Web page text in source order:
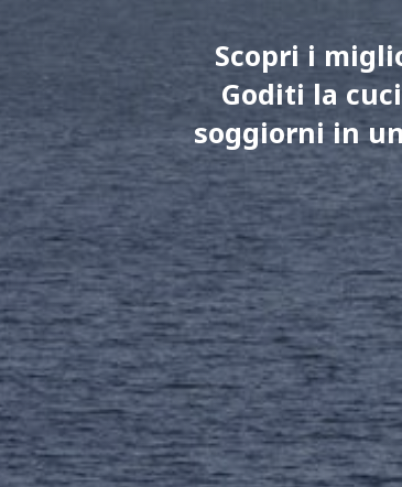
Scopri i
Goditi la
soggiorni in